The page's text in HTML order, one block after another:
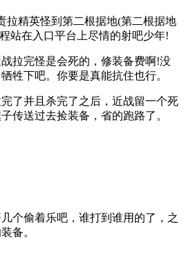
精英怪到第二根据地(第二根据地
站在入口平台上尽情的射吧少年!
完怪是会死的，修装备费啊!没
牲下吧。你要是真能抗住也行。
并且杀完了之后，近战留一个死
传送过去捡装备，省的跑路了。
偷着乐吧，谁打到谁用的了，之
备。